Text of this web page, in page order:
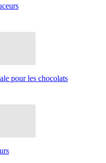
pour les chocolats